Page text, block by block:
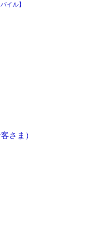
イル】
さま）